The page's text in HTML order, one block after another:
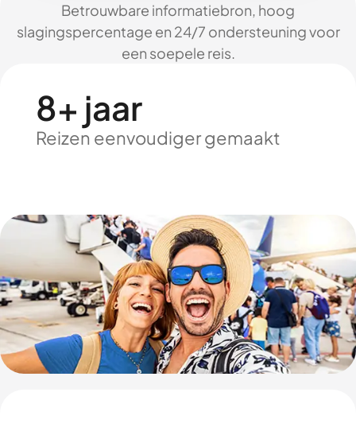
Betrouwbare informatiebron, hoog
slagingspercentage en 24/7 ondersteuning voor
een soepele reis.
8+ jaar
Reizen eenvoudiger gemaakt